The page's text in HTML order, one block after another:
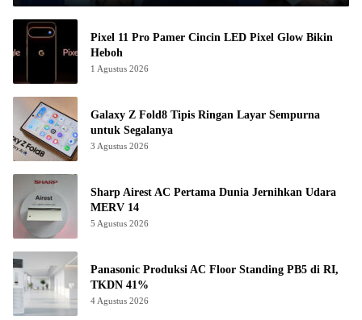
Pixel 11 Pro Pamer Cincin LED Pixel Glow Bikin
Heboh
1 Agustus 2026
Galaxy Z Fold8 Tipis Ringan Layar Sempurna
untuk Segalanya
3 Agustus 2026
Sharp Airest AC Pertama Dunia Jernihkan Udara
MERV 14
5 Agustus 2026
Panasonic Produksi AC Floor Standing PB5 di RI,
TKDN 41%
4 Agustus 2026